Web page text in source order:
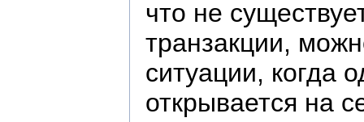
что не
транзакции,
ситуации, когда
открывается на